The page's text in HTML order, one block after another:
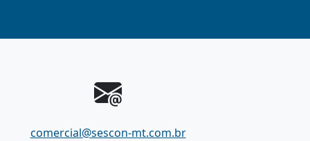
comercial@sescon-mt.com.br